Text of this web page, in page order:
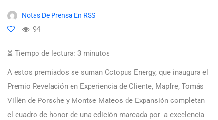
Notas De Prensa En RSS
94
⏳ Tiempo de lectura: 3 minutos
A estos premiados se suman Octopus Energy, que inaugura el
Premio Revelación en Experiencia de Cliente, Mapfre, Tomás
Villén de Porsche y Montse Mateos de Expansión completan
el cuadro de honor de una edición marcada por la excelencia